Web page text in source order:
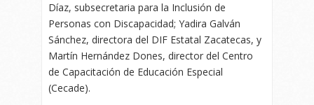
Díaz, subsecretaria para la Inclusión de
Personas con Discapacidad; Yadira Galván
Sánchez, directora del DIF Estatal Zacatecas, y
Martín Hernández Dones, director del Centro
de Capacitación de Educación Especial
(Cecade).